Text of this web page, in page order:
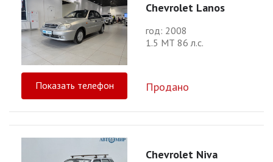
Chevrolet Lanos
год: 2008
1.5 МТ 86 л.с.
Показать телефон Продано
Chevrolet Niva